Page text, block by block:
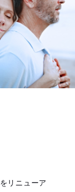
リニューア